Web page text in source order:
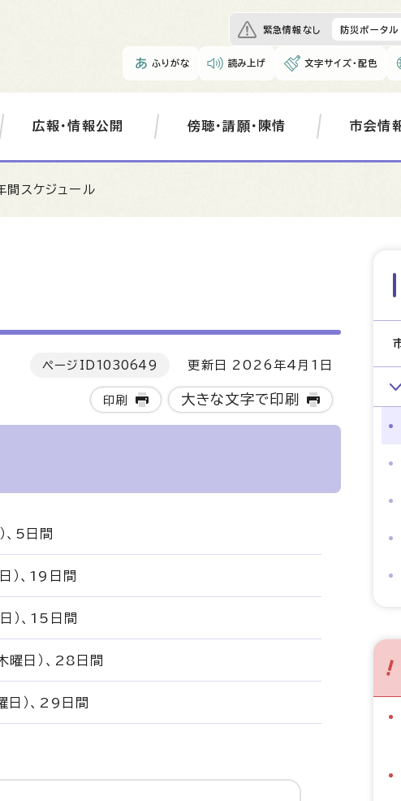
緊急情報なし 防災ポータル
ふりがな 読み上げ 文字サイズ・配色
広報・情報公開 傍聴・請願・陳情 市会情
間スケジュール
ページID 1030649 更新日 2026年4月1日
印刷 大きな文字で印刷
、5日間
）、19日間
）、15日間
曜日）、28日間
）、29日間